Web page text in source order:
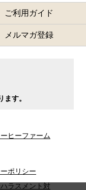
ご利用ガイド
メルマガ登録
す。
ヒーファーム
ポリシー
ラスメント対